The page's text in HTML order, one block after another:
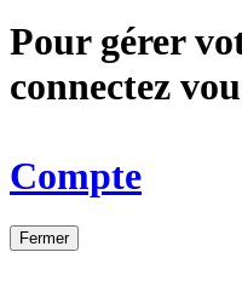
Pour gérer
connectez
Compte
Fermer